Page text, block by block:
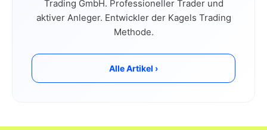
Trading GmbH. Professioneller Trader und
aktiver Anleger. Entwickler der Kagels Trading
Methode.
Alle Artikel ›